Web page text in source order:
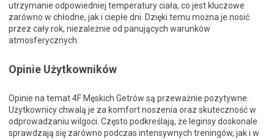
utrzymanie odpowiedniej temperatury ciała, co jest kluczowe
zarówno w chłodne, jak i ciepłe dni. Dzięki temu można je nosić
przez cały rok, niezależnie od panujących warunków
atmosferycznych.
Opinie Użytkowników
Opinie na temat 4F Męskich Getrów są przeważnie pozytywne.
Użytkownicy chwalą je za komfort noszenia oraz skuteczność w
odprowadzaniu wilgoci. Często podkreślają, że leginsy doskonale
sprawdzają się zarówno podczas intensywnych treningów, jak i w